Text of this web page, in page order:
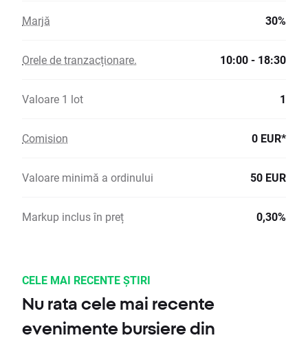
Marjă 30%
Orele de tranzacționare. 10:00 - 18:30
Valoare 1 lot 1
Comision 0 EUR*
Valoare minimă a ordinului 50 EUR
Markup inclus în preț 0,30%
CELE MAI RECENTE ȘTIRI
Nu rata cele mai recente
evenimente bursiere din